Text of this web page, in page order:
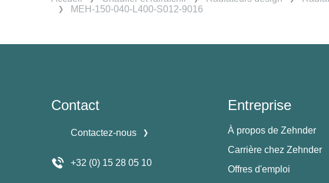
MEH-150-040-L400-S012-9016
Contact
Contactez-nous
+32 (0) 15 28 05 10
Entreprise
À propos de Zehnder
Carrière chez Zehnder
Offres d'emploi